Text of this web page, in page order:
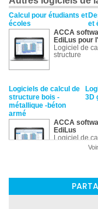
Calcul pour étudiants et
écoles
et
ACCA
EdiLus pour
Logiciel de
structure
Logiciels de calcul de
structure bois -
métallique -béton
armé
3D
ACCA
EdiLus
Logiciel de
Logiciels de gestions de
quantitatif et de